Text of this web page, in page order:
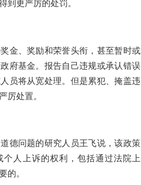
到更严厉的处罚。
金、奖励和荣誉头衔，甚至暂时或
府基金。报告自己违规或承认错误
员将从宽处理。但是累犯、掩盖违
厉处置。
德问题的研究人员王飞说，该政策
个人上诉的权利，包括通过法院上
的。